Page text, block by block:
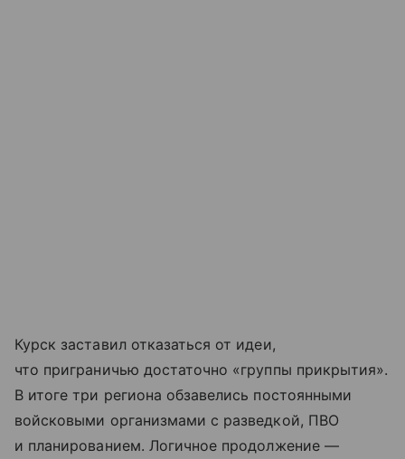
Курск заставил отказаться от идеи,
что приграничью достаточно «группы прикрытия».
В итоге три региона обзавелись постоянными
войсковыми организмами с разведкой, ПВО
и планированием. Логичное продолжение —